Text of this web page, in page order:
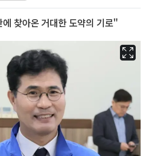
찾아온 거대한 도약의 기로"